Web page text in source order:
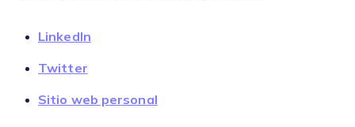
LinkedIn
Twitter
Sitio web personal